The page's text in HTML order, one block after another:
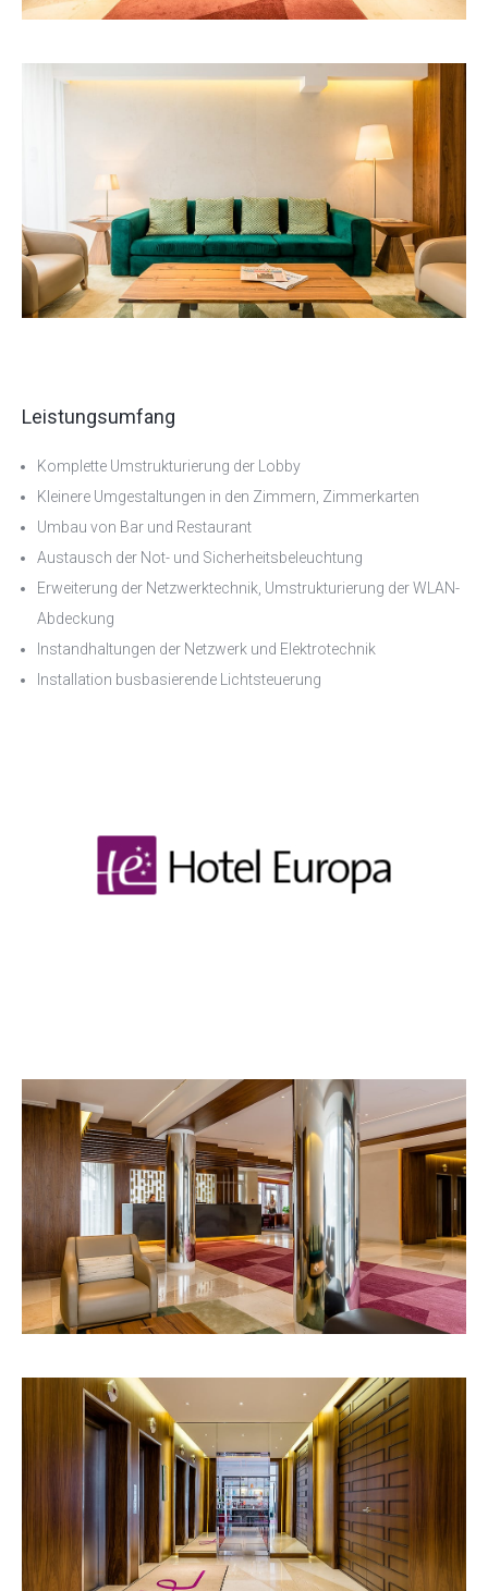
Leistungsumfang
Komplette Umstrukturierung der Lobby
Kleinere Umgestaltungen in den Zimmern, Zimmerkarten
Umbau von Bar und Restaurant
Austausch der Not- und Sicherheitsbeleuchtung
Erweiterung der Netzwerktechnik, Umstrukturierung der WLAN-
Abdeckung
Instandhaltungen der Netzwerk und Elektrotechnik
Installation busbasierende Lichtsteuerung